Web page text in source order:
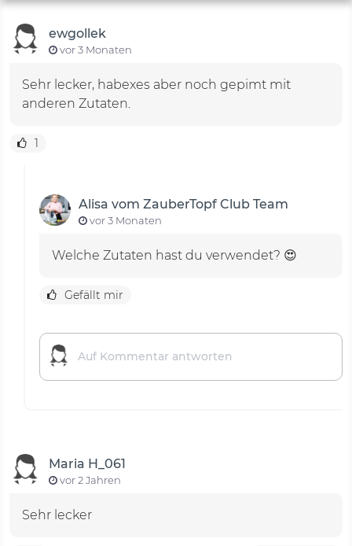
ewgollek
vor 3 Monaten
Sehr lecker, habexes aber noch gepimt mit
anderen Zutaten.
1
Alisa vom ZauberTopf Club Team
vor 3 Monaten
Welche Zutaten hast du verwendet? 😍
Gefällt mir
Maria H_061
vor 2 Jahren
Sehr lecker